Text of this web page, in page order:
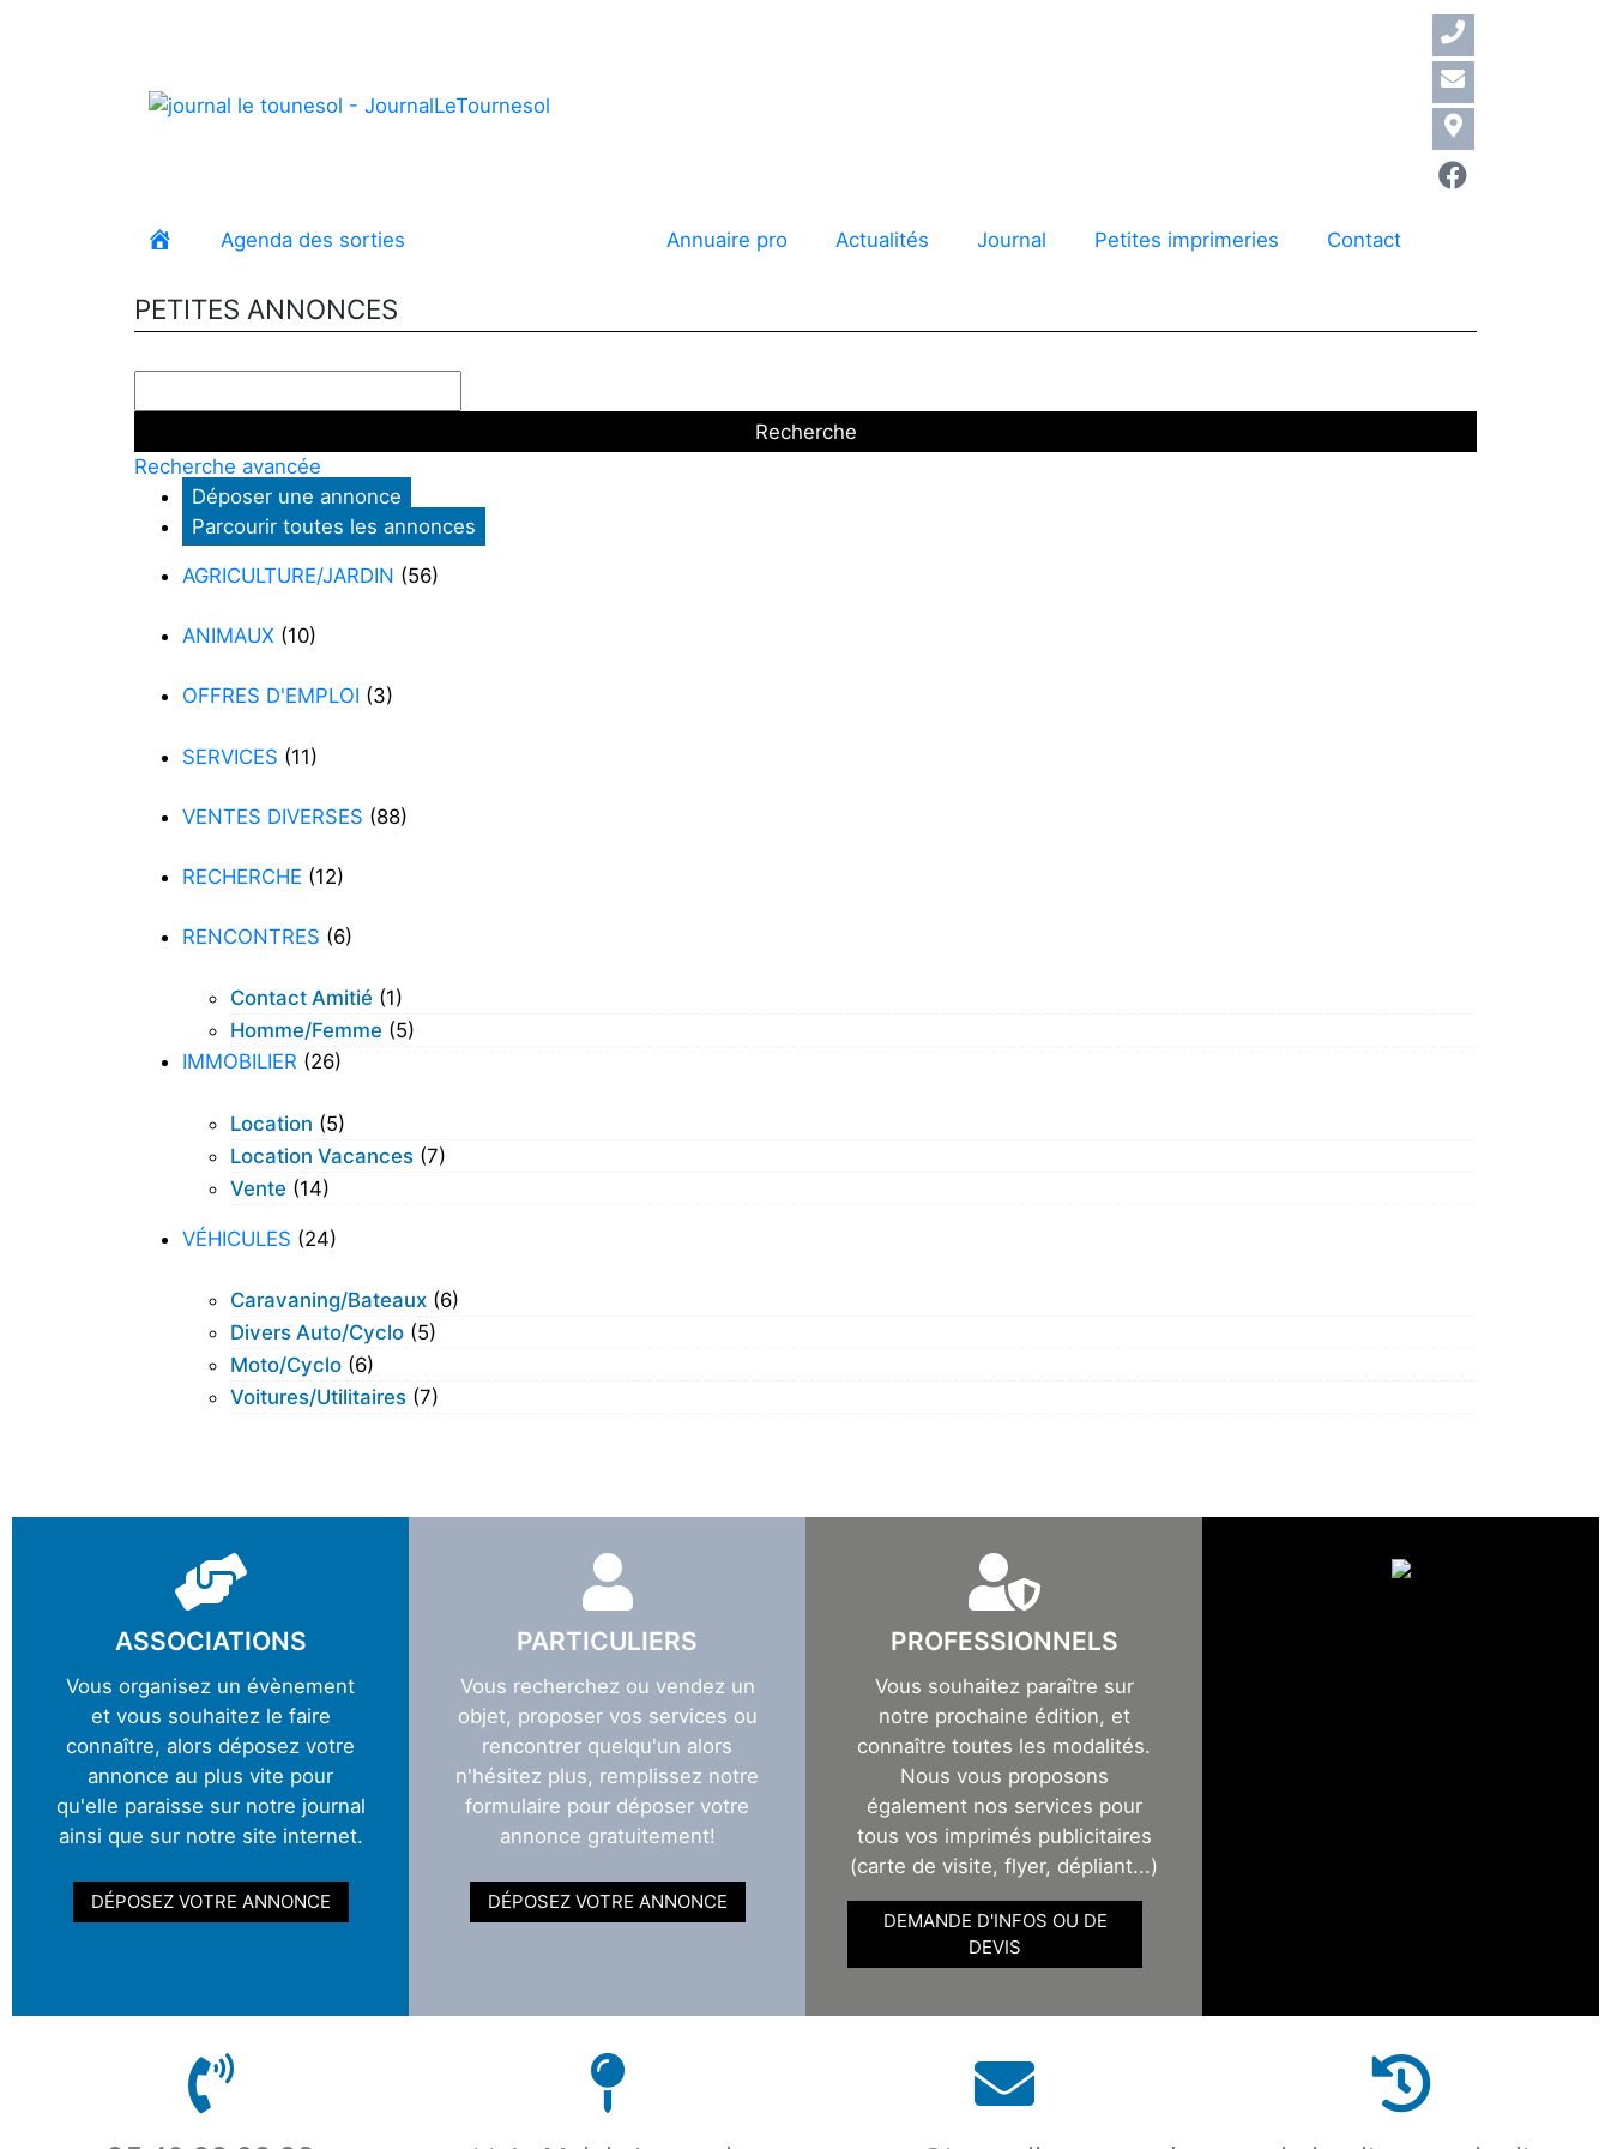
Accueil Agenda des sorties Annuaire pro Actualités Journal Petites imprimeries Contact
PETITES ANNONCES
Recherche avancée
Déposer une annonce
Parcourir toutes les annonces
AGRICULTURE/JARDIN (56)
ANIMAUX (10)
OFFRES D'EMPLOI (3)
SERVICES (11)
VENTES DIVERSES (88)
RECHERCHE (12)
RENCONTRES (6)
Contact Amitié (1)
Homme/femme (5)
IMMOBILIER (26)
Location (5)
Location Vacances (7)
Vente (14)
VÉHICULES (24)
Caravaning/bateaux (6)
Divers Auto/cyclo (5)
Moto/cyclo (6)
Voitures/utilitaires (7)
ASSOCIATIONS
Vous organisez un évènement
et vous souhaitez le faire
connaître, alors déposez votre
annonce au plus vite pour
qu'elle paraisse sur notre journal
ainsi que sur notre site internet.
DÉPOSEZ VOTRE ANNONCE
PARTICULIERS
Vous recherchez ou vendez un
objet, proposer vos services ou
rencontrer quelqu'un alors
n'hésitez plus, remplissez notre
formulaire pour déposer votre
annonce gratuitement!
DÉPOSEZ VOTRE ANNONCE
PROFESSIONNELS
Vous souhaitez paraître sur
notre prochaine édition, et
connaître toutes les modalités.
Nous vous proposons
également nos services pour
tous vos imprimés publicitaires
(carte de visite, flyer, dépliant...)
DEMANDE D'INFOS OU DE
DEVIS